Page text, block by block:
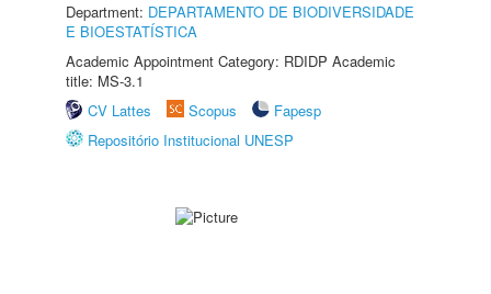
Department: DEPARTAMENTO DE BIODIVERSIDADE
E BIOESTATÍSTICA
Academic Appointment Category: RDIDP Academic
title: MS-3.1
CV Lattes
Scopus
Fapesp
Repositório Institucional UNESP